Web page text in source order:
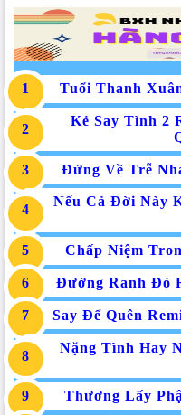
Tuổi Thanh
Kẻ Say Tình 2
Đừng Về Trễ
Nếu Cả Đời Này
Chấp Niệm
Đường Ranh Đỏ
Say Để Quên
Nặng Tình Hay
Thương Lấy